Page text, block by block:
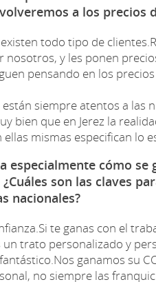
a los precios
todo tipo de
nosotros, y les ponen
pensando en los
están siempre atentos a las
bien que en Jerez la
mismas especifican lo
especialmente cómo
son las claves
nacionales?
te ganas con el
un trato personalizado y
ganamos su
no siempre las